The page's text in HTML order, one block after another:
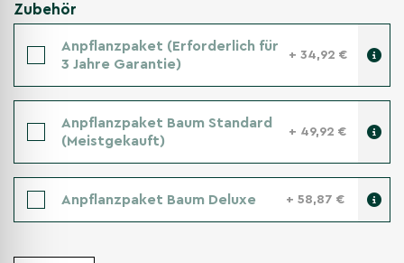
Zubehör
Anpflanzpaket (Erforderlich für
3 Jahre Garantie)
+ 34,92 €
Anpflanzpaket Baum Standard
(Meistgekauft)
+ 49,92 €
Anpflanzpaket Baum Deluxe + 58,87 €